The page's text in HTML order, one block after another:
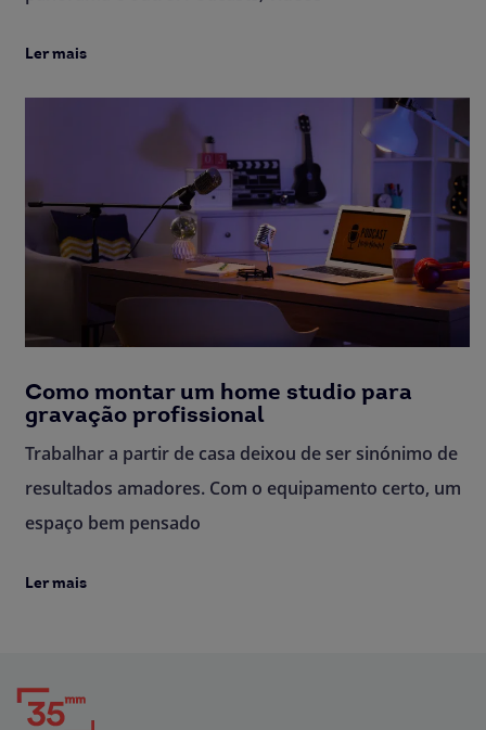
Ler mais
Como montar um home studio para
gravação profissional
Trabalhar a partir de casa deixou de ser sinónimo de
resultados amadores. Com o equipamento certo, um
espaço bem pensado
Ler mais